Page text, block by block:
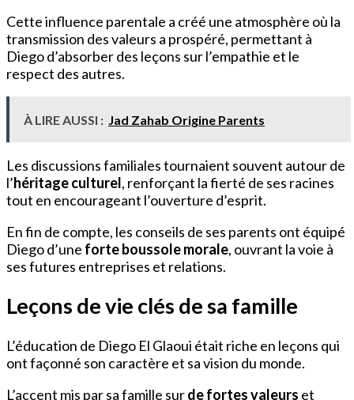
Cette influence parentale a créé une atmosphère où la
transmission des valeurs a prospéré, permettant à
Diego d’absorber des leçons sur l’empathie et le
respect des autres.
À LIRE AUSSI : Jad Zahab Origine Parents
Les discussions familiales tournaient souvent autour de
l’héritage culturel, renforçant la fierté de ses racines
tout en encourageant l’ouverture d’esprit.
En fin de compte, les conseils de ses parents ont équipé
Diego d’une forte boussole morale, ouvrant la voie à
ses futures entreprises et relations.
Leçons de vie clés de sa famille
L’éducation de Diego El Glaoui était riche en leçons qui
ont façonné son caractère et sa vision du monde.
L’accent mis par sa famille surde fortes valeurs et